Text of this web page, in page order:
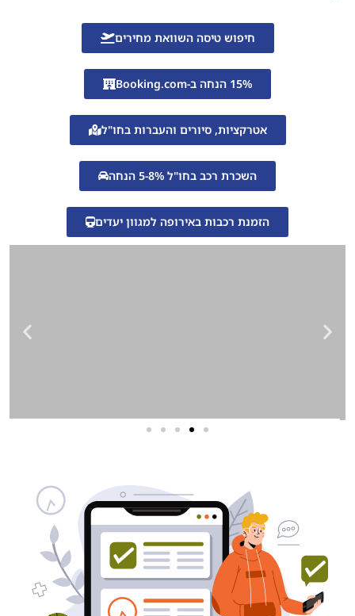
חיפוש טיסה השוואת מחירים
15% הנחה ב-Booking.com
אטרקציות, סיורים והעברות בחו"ל
השכרת רכב בחו"ל 5-8% הנחה
הזמנת רכבות באירופה למגוון יעדים
בעל/ת עסק? סוכנות ניהול מוניטין
לקידום, שיווק ופרסום באינטרנט
כאן עבורך!
לפרטים